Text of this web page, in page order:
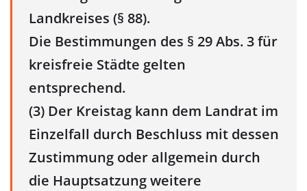
Landkreises (§ 88).
Die Bestimmungen des § 29 Abs. 3 für
kreisfreie Städte gelten
entsprechend.
(3) Der Kreistag kann dem Landrat im
Einzelfall durch Beschluss mit dessen
Zustimmung oder allgemein durch
die Hauptsatzung weitere